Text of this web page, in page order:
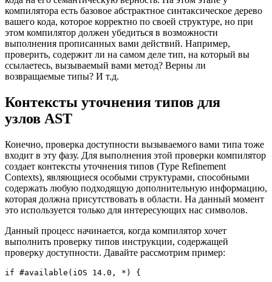
компилятора есть базовое абстрактное синтаксическое дерево
вашего кода, которое корректно по своей структуре, но при
этом компилятор должен убедиться в возможности
выполнения прописанных вами действий. Например,
проверить, содержит ли на самом деле тип, на который вы
ссылаетесь, вызываемый вами метод? Верны ли
возвращаемые типы? И т.д.
Контексты уточнения типов для
узлов AST
Конечно, проверка доступности вызываемого вами типа тоже
входит в эту фазу. Для выполнения этой проверки компилятор
создает контексты уточнения типов (Type Refinement
Contexts), являющиеся особыми структурами, способными
содержать любую подходящую дополнительную информацию,
которая должна присутствовать в области. На данный момент
это используется только для интересующих нас символов.
Данный процесс начинается, когда компилятор хочет
выполнить проверку типов инструкции, содержащей
проверку доступности. Давайте рассмотрим пример:
if #available(iOS 14.0, *) {